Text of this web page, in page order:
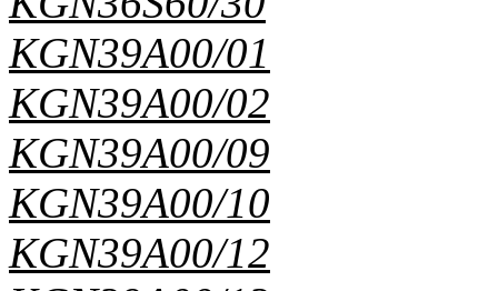
KGN39A00/01
KGN39A00/02
KGN39A00/09
KGN39A00/10
KGN39A00/12